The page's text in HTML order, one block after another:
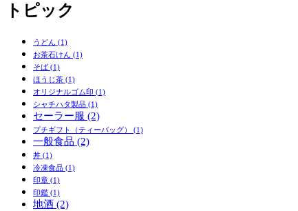
トピック
うどん (1)
お茶石けん (1)
そば (1)
ほうじ茶 (1)
オリジナルゴム印 (1)
シャチハタ製品 (1)
セーラー服 (2)
プチギフト（ティーバッグ） (1)
一般食品 (2)
丼 (1)
冷凍食品 (1)
印章 (1)
印鑑 (1)
地酒 (2)